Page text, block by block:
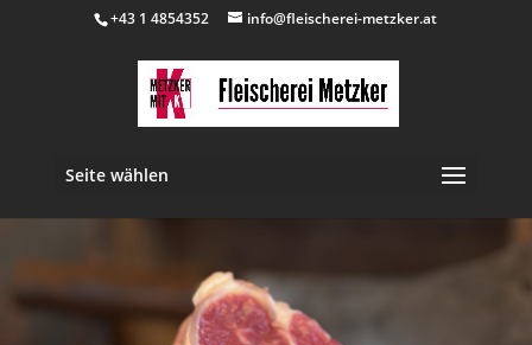
+43 1 4854352 info@fleischerei-metzker.at
Seite wählen